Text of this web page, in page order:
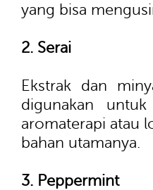
yang bisa
2. Serai
Ekstrak dan
digunakan
aromaterapi atau
bahan utamanya.
3. Peppermint